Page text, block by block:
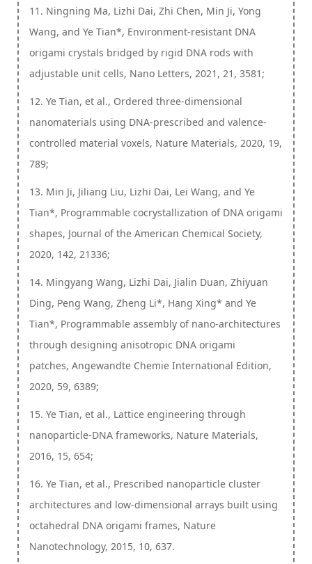
11. Ningning Ma, Lizhi Dai, Zhi Chen, Min Ji, Yong
Wang, and Ye Tian*, Environment-resistant DNA
origami crystals bridged by rigid DNA rods with
adjustable unit cells, Nano Letters, 2021, 21, 3581;
12. Ye Tian, et al., Ordered three-dimensional
nanomaterials using DNA-prescribed and valence-
controlled material voxels, Nature Materials, 2020, 19,
789;
13. Min Ji, Jiliang Liu, Lizhi Dai, Lei Wang, and Ye
Tian*, Programmable cocrystallization of DNA origami
shapes, Journal of the American Chemical Society,
2020, 142, 21336;
14. Mingyang Wang, Lizhi Dai, Jialin Duan, Zhiyuan
Ding, Peng Wang, Zheng Li*, Hang Xing* and Ye
Tian*, Programmable assembly of nano-architectures
through designing anisotropic DNA origami
patches, Angewandte Chemie International Edition,
2020, 59, 6389;
15. Ye Tian, et al., Lattice engineering through
nanoparticle-DNA frameworks, Nature Materials,
2016, 15, 654;
16. Ye Tian, et al., Prescribed nanoparticle cluster
architectures and low-dimensional arrays built using
octahedral DNA origami frames, Nature
Nanotechnology, 2015, 10, 637.